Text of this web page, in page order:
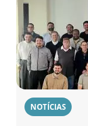
NOTÍCIAS